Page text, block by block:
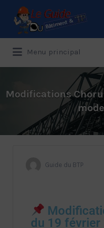
Le Guide de
Menu principal
Modifications
Guide du BTP
du 19